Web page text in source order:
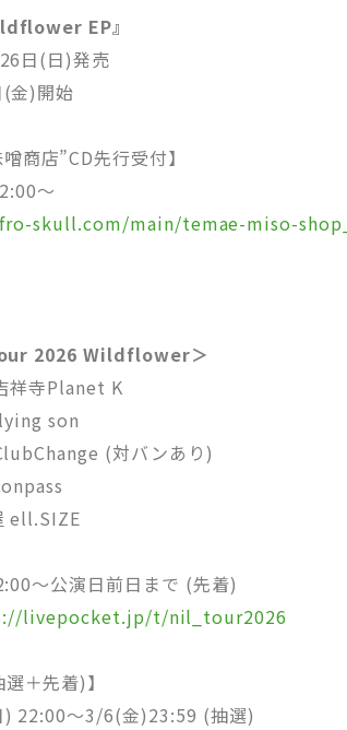
EP』
日(日)発売
金)開始
商店”CD先行受付】
～
skull.com/main/temae-miso-
2026 Wildflower＞
寺Planet K
son
(対バンあり)
ell.SIZE
～公演日前日まで (先着)
livepocket.jp/t/nil_tour2026
＋先着)】
22:00～3/6(金)23:59 (抽選)